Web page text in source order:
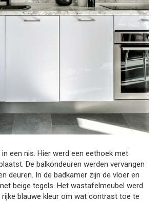
een nis. Hier werd een eethoek met
De balkondeuren werden vervangen
deuren. In de badkamer zijn de vloer en
beige tegels. Het wastafelmeubel werd
blauwe kleur om wat contrast toe te